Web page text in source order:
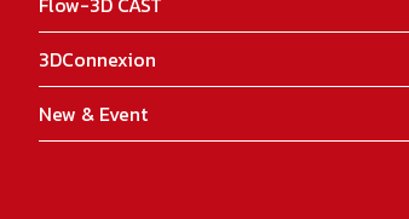
3DConnexion
New & Event